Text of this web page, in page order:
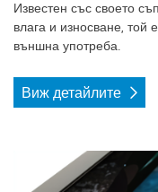
Известен със своето
влага и износване, той
външна употреба.
Виж детайлите
Виж детайлите Еко